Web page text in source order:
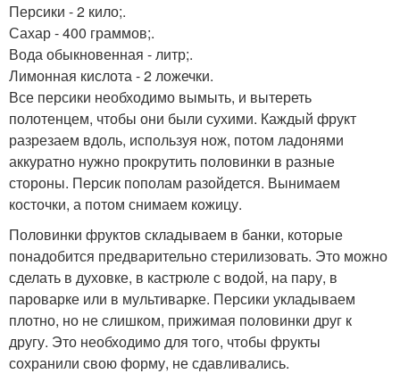
Персики - 2 кило;.
Сахар - 400 граммов;.
Вода обыкновенная - литр;.
Лимонная кислота - 2 ложечки.
Все персики необходимо вымыть, и вытереть
полотенцем, чтобы они были сухими. Каждый фрукт
разрезаем вдоль, используя нож, потом ладонями
аккуратно нужно прокрутить половинки в разные
стороны. Персик пополам разойдется. Вынимаем
косточки, а потом снимаем кожицу.
Половинки фруктов складываем в банки, которые
понадобится предварительно стерилизовать. Это можно
сделать в духовке, в кастрюле с водой, на пару, в
пароварке или в мультиварке. Персики укладываем
плотно, но не слишком, прижимая половинки друг к
другу. Это необходимо для того, чтобы фрукты
сохранили свою форму, не сдавливались.